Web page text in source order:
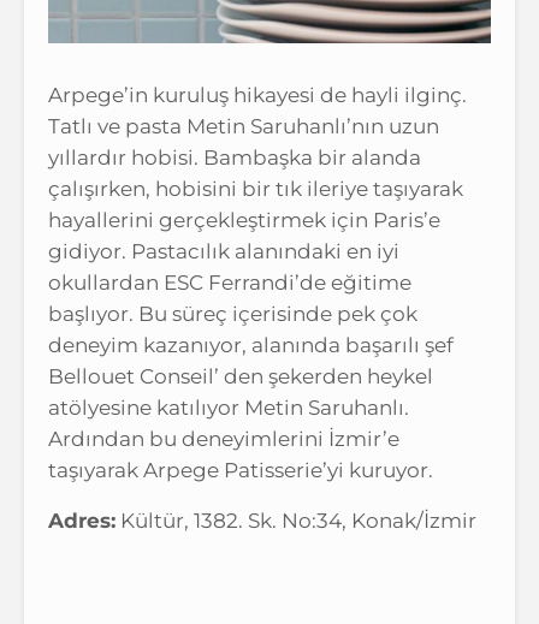
Arpege’in kuruluş hikayesi de hayli ilginç.
Tatlı ve pasta Metin Saruhanlı’nın uzun
yıllardır hobisi. Bambaşka bir alanda
çalışırken, hobisini bir tık ileriye taşıyarak
hayallerini gerçekleştirmek için Paris’e
gidiyor. Pastacılık alanındaki en iyi
okullardan ESC Ferrandi’de eğitime
başlıyor. Bu süreç içerisinde pek çok
deneyim kazanıyor, alanında başarılı şef
Bellouet Conseil’ den şekerden heykel
atölyesine katılıyor Metin Saruhanlı.
Ardından bu deneyimlerini İzmir’e
taşıyarak Arpege Patisserie’yi kuruyor.
Adres: Kültür, 1382. Sk. No:34, Konak/İzmir